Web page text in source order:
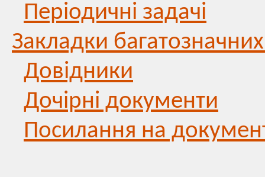
Періодичні задачі
Закладки
Довідники
Дочірні документи
Посилання на